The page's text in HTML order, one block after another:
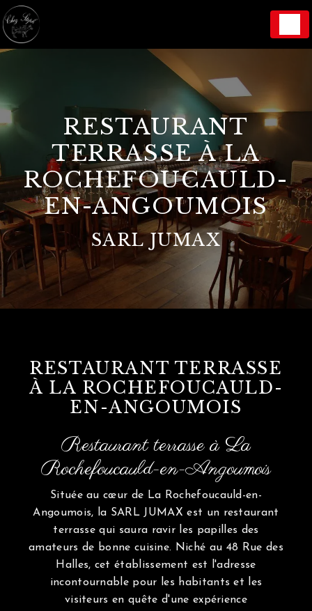
RESTAURANT
TERRASSE À LA
ROCHEFOUCAULD-
EN-ANGOUMOIS
SARL JUMAX
RESTAURANT TERRASSE
À LA ROCHEFOUCAULD-
EN-ANGOUMOIS
Restaurant terrasse à La
Rochefoucauld-en-Angoumois
Située au cœur de La Rochefoucauld-en-
Angoumois, la SARL JUMAX est un restaurant
terrasse qui saura ravir les papilles des
amateurs de bonne cuisine. Niché au 48 Rue des
Halles, cet établissement est l'adresse
incontournable pour les habitants et les
visiteurs en quête d'une expérience
Panneau de gestion des cookies